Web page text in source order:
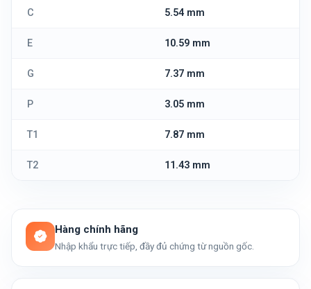
C 5.54 mm
E 10.59 mm
G 7.37 mm
P 3.05 mm
T1 7.87 mm
T2 11.43 mm
Hàng chính hãng
Nhập khẩu trực tiếp, đầy đủ chứng từ nguồn gốc.